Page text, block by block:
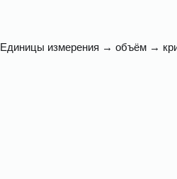
Единицы измерения → объём →